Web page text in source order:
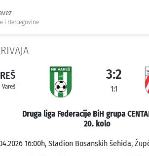
i Hercegovine
Vareš
3:2
1:1
Druga liga Federacije BiH grupa
20. kolo
16:00h, Stadion Bosanskih šehida,